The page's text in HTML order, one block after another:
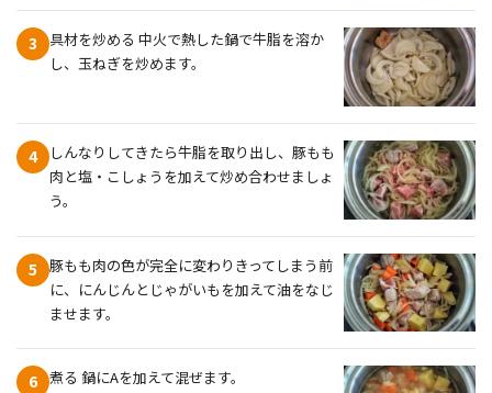
3
具材を炒める 中火で熱した鍋で牛脂を溶か
し、玉ねぎを炒めます。
4
しんなりしてきたら牛脂を取り出し、豚もも
肉と塩・こしょうを加えて炒め合わせましょ
う。
5
豚もも肉の色が完全に変わりきってしまう前
に、にんじんとじゃがいもを加えて油をなじ
ませます。
6 煮る 鍋にAを加えて混ぜます。